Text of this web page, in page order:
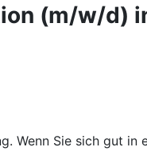
(m/w/d)
Wenn Sie sich gut